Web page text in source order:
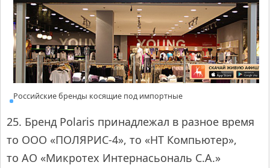
Российские бренды косящие под импортные
25. Бренд Polaris принадлежал в разное время
то ООО «ПОЛЯРИС-4», то «НТ Компьютер»,
то АО «Микротех Интернасьональ С.А.»